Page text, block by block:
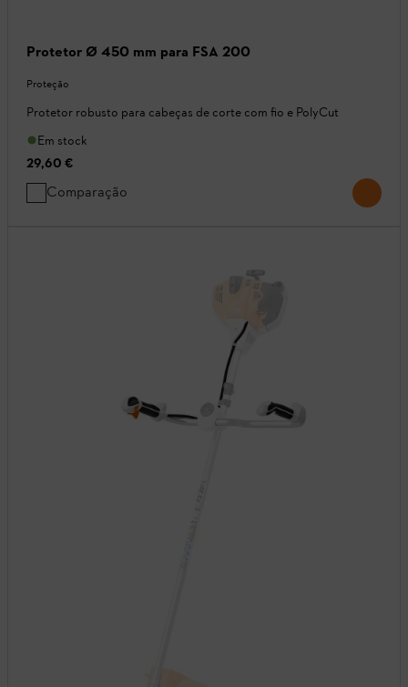
Protetor Ø 450 mm para FSA 200
Proteção
Protetor robusto para cabeças de corte com fio e PolyCut
Em stock
29,60 €
Comparação